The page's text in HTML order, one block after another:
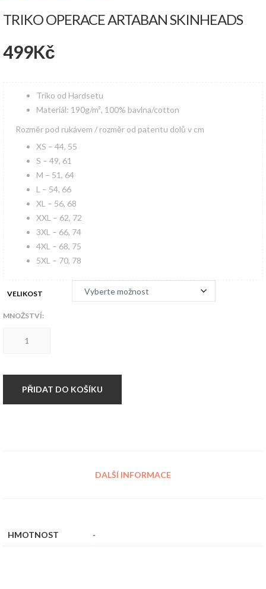
TRIKO OPERACE ARTABAN SKINHEADS
499Kč
Triko od Hardsetu
Materiál: 190g/m², 100% bavlna/cotton
Rozměr pod rukávem / rozměr od patentu dolů v cm
XS – 44, 55
S – 49, 61
M – 51, 64
L – 54, 66
XL – 56, 68
XXL – 62, 72
3XL – 66, 74
4XL – 68, 75
5XL – 70, 78
VELIKOST
MNOŽSTVÍ:
Operace
množství
PŘIDAT DO KOŠÍKU
DALŠÍ INFORMACE
HMOTNOST -